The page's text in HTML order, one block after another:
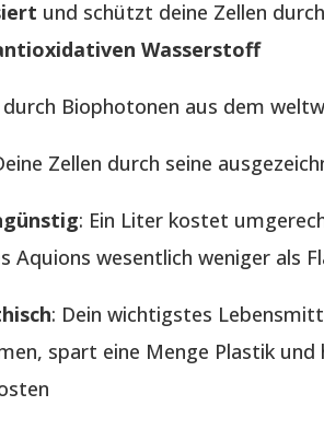
und schützt deine Zellen
Wasserstoff
durch Biophotonen aus dem
Zellen durch seine
: Ein Liter kostet
Aquions wesentlich weniger als
: Dein wichtigstes
spart eine Menge Plastik